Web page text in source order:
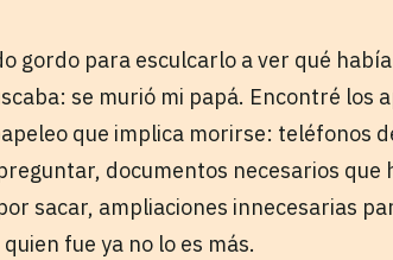
gordo para esculcarlo a ver qué
se murió mi papá. Encontré los
que implica morirse: teléfonos
documentos necesarios que
sacar, ampliaciones innecesarias
fue ya no lo es más.